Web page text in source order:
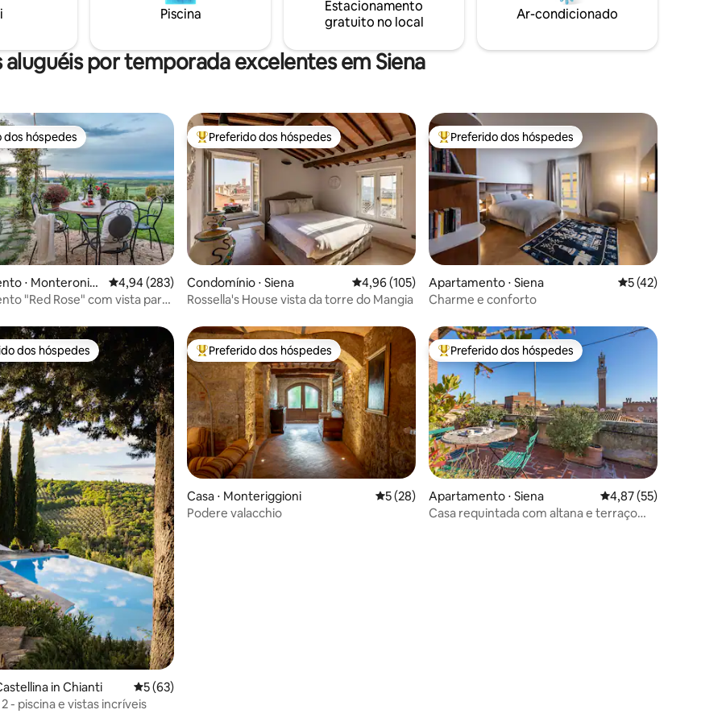
Montepulciano e
de vinhos sublimes.
para crianças menores de 5 anos). EV
wallbox disponível.
mergulhar na cultura e na história desta
região fascinante.
Piscina
Estacionamento
gratuito no local
Ar-condicionado
por temporada excelentes em Siena
de 5, 62 avaliações
dos hóspedes
dos hóspedes
⋅ Monteroni
4,94 de uma avaliação média de 5, 283 avaliações
4,94 (283)
"Red Rose" com vista para
Entre os melhores preferidos dos hóspedes
Preferido dos hóspedes
Condomínio ⋅ Siena 4,96 de uma avaliação média de 5, 105 avaliações
4,96 (105)
Rossella's House vista da torre do Mangia
Entre os melhores preferidos dos hóspedes
Preferido dos hóspedes
Apartamento ⋅ Siena 5 de uma
5 (42)
Charme e conforto
de 5, 104 avaliações
preferidos dos hóspedes
dos hóspedes
in Chianti 5 de uma avaliação média de 5, 63 avaliações
5 (63)
- piscina e vistas incríveis
Entre os melhores preferidos dos hóspedes
Preferido dos hóspedes
Casa ⋅ Monteriggioni 5 de uma avaliação média de 5, 28 avaliações
5 (28)
Podere valacchio
Entre os melhores preferidos dos hóspedes
Preferido dos hóspedes
Apartamento ⋅ Siena 4,87 de uma
4,87 (55)
Casa requintada com altana e terraço